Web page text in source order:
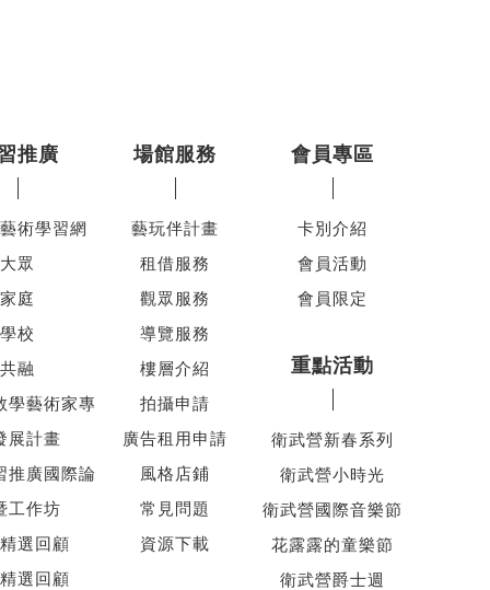
推廣
術學習網
大眾
家庭
學校
共融
學藝術家專
展計畫
推廣國際論
工作坊
選回顧
選回顧
場館服務
藝玩伴計畫
租借服務
觀眾服務
導覽服務
樓層介紹
拍攝申請
廣告租用申請
風格店鋪
常見問題
資源下載
會員專區
卡別介紹
會員活動
會員限定
重點活動
衛武營新春系列
衛武營小時光
衛武營國際音樂節
花露露的童樂節
衛武營爵士週